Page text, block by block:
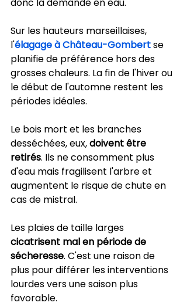
donc la demande en eau.
Sur les hauteurs marseillaises,
l'élagage à Château-Gombert se
planifie de préférence hors des
grosses chaleurs. La fin de l'hiver ou
le début de l'automne restent les
périodes idéales.
Le bois mort et les branches
desséchées, eux, doivent être
retirés. Ils ne consomment plus
d'eau mais fragilisent l'arbre et
augmentent le risque de chute en
cas de mistral.
Les plaies de taille larges
cicatrisent mal en période de
sécheresse. C'est une raison de
plus pour différer les interventions
lourdes vers une saison plus
favorable.